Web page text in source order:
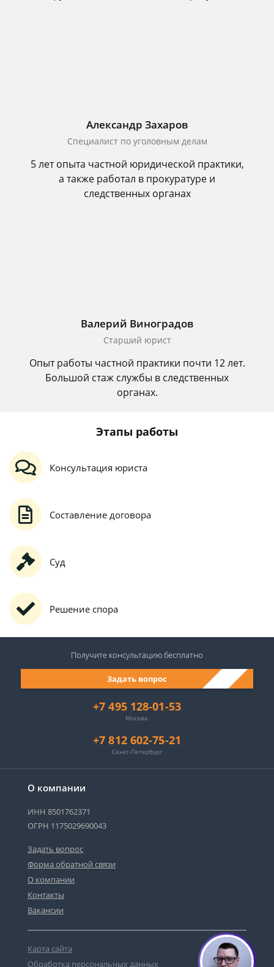
Александр Захаров
Специалист по уголовным делам
5 лет опыта частной юридической практики,
а также работал в прокуратуре и
следственных органах
Валерий Виноградов
Старший юрист
Опыт работы частной практики почти 12 лет.
Большой стаж службы в следственных
органах.
Этапы работы
Консультация юриста
Составление договора
Суд
Решение спора
О компании
ИНН 8501762371
ОГРН 1175029690043
Задать вопрос
Форма обратной связи
О компании
Контакты
Вакансии
Карта сайта
Обработка персональных данных
+7 495 128-01-53
Москва
+7 812 602-75-21
Санкт-Петербург
Задать вопрос
Получите консультациюбесплатно